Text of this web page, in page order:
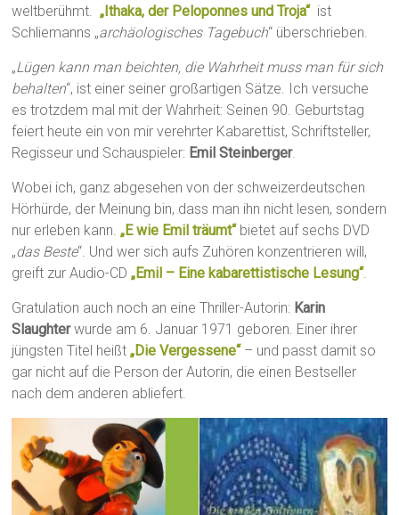
weltberühmt.„Ithaka, der Peloponnes und Troja“ist
Schliemanns „archäologisches Tagebuch“ überschrieben.
„Lügen kann man beichten, die Wahrheit muss man für sich
behalten“, ist einer seiner großartigen Sätze. Ich versuche
es trotzdem mal mit der Wahrheit: Seinen 90. Geburtstag
feiert heute ein von mir verehrter Kabarettist, Schriftsteller,
Regisseur und Schauspieler: Emil Steinberger.
Wobei ich, ganz abgesehen von der schweizerdeutschen
Hörhürde, der Meinung bin, dass man ihn nicht lesen, sondern
nur erleben kann.„E wie Emil träumt“bietet auf sechs DVD
„das Beste“. Und wer sich aufs Zuhören konzentrieren will,
greift zur Audio-CD„Emil – Eine kabarettistische Lesung“.
Gratulation auch noch an eine Thriller-Autorin: Karin
Slaughterwurde am 6. Januar 1971 geboren. Einer ihrer
jüngsten Titel heißt„Die Vergessene“– und passt damit so
gar nicht auf die Person der Autorin, die einen Bestseller
nach dem anderen abliefert.